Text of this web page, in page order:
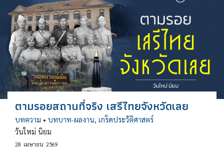
ตามรอยสถานที่จริง เสรีไทยจังหวัดเลย
บทความ • บทบาท-ผลงาน เกร็ดประวัติศาสตร์
วันใหม่ นิยม
28 เมษายน 2569